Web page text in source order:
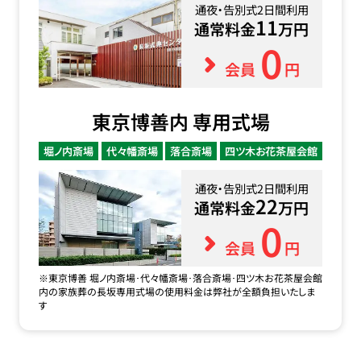
通夜・告別式2日間利用
通常料金11万円
会員 0円
東京博善内 専用式場
堀ノ内斎場 代々幡斎場 落合斎場 四ツ木お花茶屋会館
通夜・告別式2日間利用
通常料金22万円
会員 0円
※東京博善 堀ノ内斎場･代々幡斎場･落合斎場･四ツ木お花茶屋会館
内の家族葬の長坂専用式場の使用料金は弊社が全額負担いたしま
す